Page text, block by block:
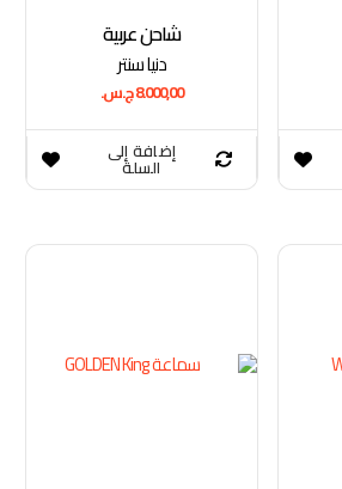
شاحن عربية
دنيا سنتر
8.000,00ج.س.
إضافة إلى
السلة